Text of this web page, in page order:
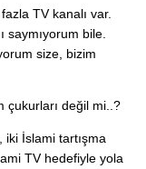
TV kanalı var.
saymıyorum bile.
size, bizim
çukurları değil mi..?
İslami tartışma
TV hedefiyle yola